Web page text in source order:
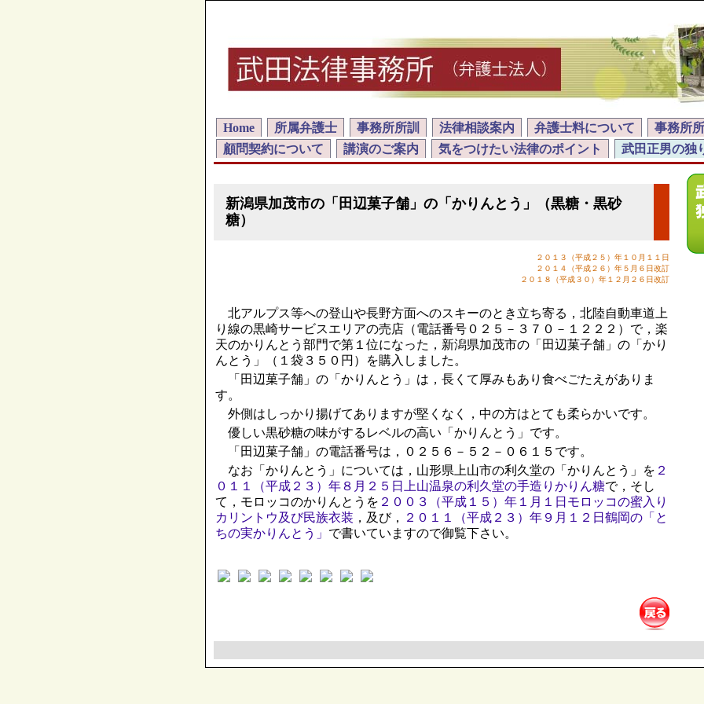
Home 所属弁護士 事務所所訓 法律相談案内 弁護士料について 事務所
顧問契約について
講演のご案内 気をつけたい法律のポイント 武田正男の独
新潟県加茂市の「田辺菓子舗」の「かりんとう」（黒糖・黒砂
糖）
２０１３（平成２５）年１０月１１日
２０１４（平成２６）年５月６日改訂
２０１８（平成３０）年１２月２６日改訂
北アルプス等への登山や長野方面へのスキーのとき立ち寄る，北陸自動車道上
り線の黒崎サービスエリアの売店（電話番号０２５－３７０－１２２２）で，楽
天のかりんとう部門で第１位になった，新潟県加茂市の「田辺菓子舗」の「かり
んとう」（１袋３５０円）を購入しました。
「田辺菓子舗」の「かりんとう」は，長くて厚みもあり食べごたえがありま
す。
外側はしっかり揚げてありますが堅くなく，中の方はとても柔らかいです。
優しい黒砂糖の味がするレベルの高い「かりんとう」です。
「田辺菓子舗」の電話番号は，０２５６－５２－０６１５です。
なお「かりんとう」については，山形県上山市の利久堂の「かりんとう」を ２
０１１（平成２３）年８月２５日上山温泉の利久堂の手造りかりん糖で，そし
て，モロッコのかりんとうを ２００３（平成１５）年１月１日モロッコの蜜入り
カリントウ及び民族衣装 ，及び，
２０１１（平成２３）年９月１２日鶴岡の「と
ちの実かりんとう」 で書いていますので御覧下さい。